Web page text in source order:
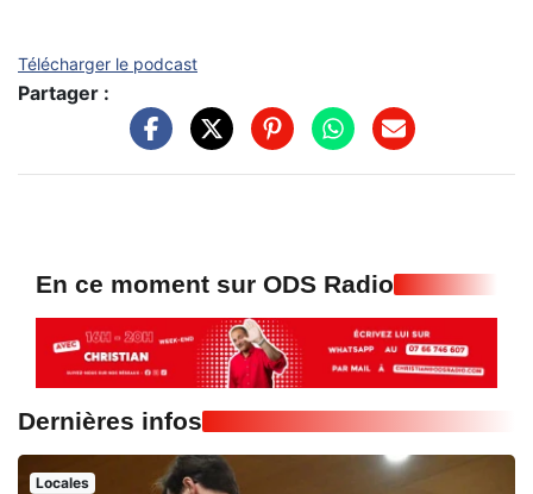
Télécharger le podcast
Partager :
En ce moment sur ODS Radio
Dernières infos
Locales